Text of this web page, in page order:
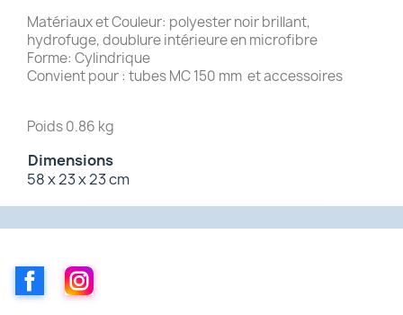
Matériaux et Couleur: polyester noir brillant,
hydrofuge, doublure intérieure en microfibre
Forme: Cylindrique
Convient pour : tubes MC 150 mm et accessoires
Poids 0.86 kg
Dimensions
58 x 23 x 23 cm
FacebookInstagram